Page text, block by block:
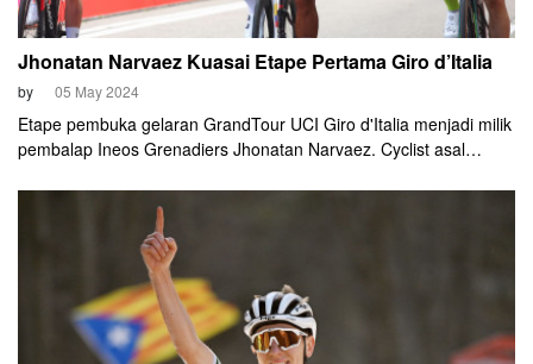
Jhonatan Narvaez Kuasai Etape Pertama Giro d’Italia
by 05 May 2024
Etape pembuka gelaran GrandTour UCI Giro d'Italia menjadi milik
pembalap Ineos Grenadiers Jhonatan Narvaez. Cyclist asal
Hansgrohe) dan favorit juara Tadej Pogačar (UAE Team
Emirates) dalam adu kecepatan di depan garis finis.